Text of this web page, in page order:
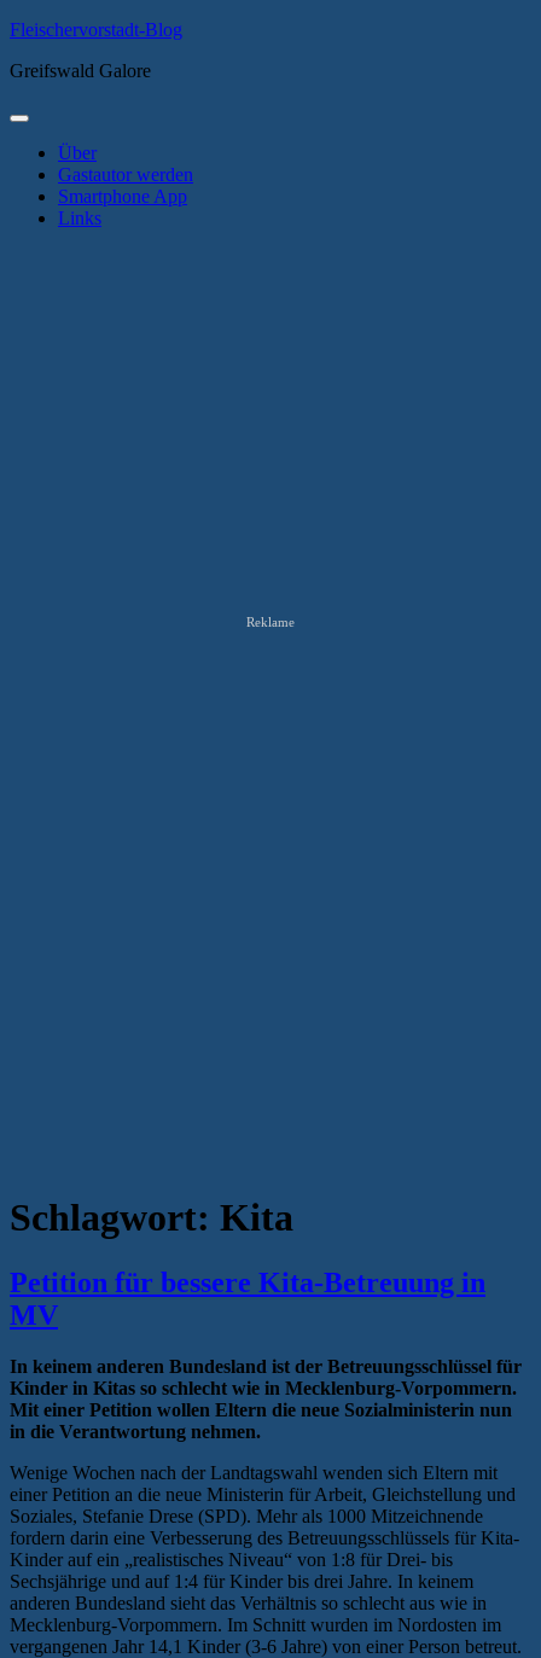
Zum
springen
Fleischervorstadt-Blog
Greifswald Galore
Primäres
Über
Gastautor werden
Smartphone App
Links
Reklame
Schlagwort: Kita
Petition für bessere Kita-Betreuung in
MV
In keinem anderen Bundesland ist der Betreuungsschlüssel für
Kinder in Kitas so schlecht wie in Mecklenburg-Vorpommern.
Mit einer Petition wollen Eltern die neue Sozialministerin nun
in die Verantwortung nehmen.
Wenige Wochen nach der Landtagswahl wenden sich Eltern mit
einer Petition an die neue Ministerin für Arbeit, Gleichstellung und
Soziales, Stefanie Drese (SPD). Mehr als 1000 Mitzeichnende
fordern darin eine Verbesserung des Betreuungsschlüssels für Kita-
Kinder auf ein „realistisches Niveau“ von 1:8 für Drei- bis
Sechsjährige und auf 1:4 für Kinder bis drei Jahre. In keinem
anderen Bundesland sieht das Verhältnis so schlecht aus wie in
Mecklenburg-Vorpommern. Im Schnitt wurden im Nordosten im
vergangenen Jahr 14,1 Kinder (3-6 Jahre) von einer Person betreut.